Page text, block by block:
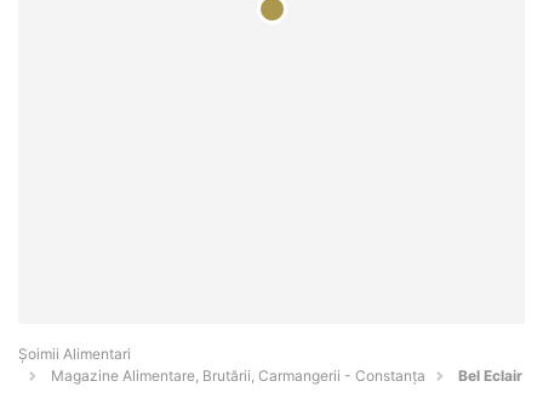
Şoimii Alimentari
Magazine Alimentare, Brutării, Carmangerii - Constanţa
Bel Eclair